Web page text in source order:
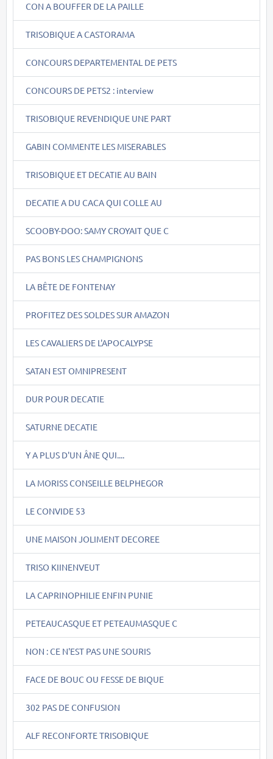
CON A BOUFFER DE LA PAILLE
TRISOBIQUE A CASTORAMA
CONCOURS DEPARTEMENTAL DE PETS
CONCOURS DE PETS2 : interview
TRISOBIQUE REVENDIQUE UNE PART
GABIN COMMENTE LES MISERABLES
TRISOBIQUE ET DECATIE AU BAIN
DECATIE A DU CACA QUI COLLE AU
SCOOBY-DOO: SAMY CROYAIT QUE C
PAS BONS LES CHAMPIGNONS
LA BÊTE DE FONTENAY
PROFITEZ DES SOLDES SUR AMAZON
LES CAVALIERS DE L'APOCALYPSE
SATAN EST OMNIPRESENT
DUR POUR DECATIE
SATURNE DECATIE
Y A PLUS D'UN ÂNE QUI....
LA MORISS CONSEILLE BELPHEGOR
LE CONVIDE 53
UNE MAISON JOLIMENT DECOREE
TRISO KIINENVEUT
LA CAPRINOPHILIE ENFIN PUNIE
PETEAUCASQUE ET PETEAUMASQUE C
NON : CE N'EST PAS UNE SOURIS
FACE DE BOUC OU FESSE DE BIQUE
302 PAS DE CONFUSION
ALF RECONFORTE TRISOBIQUE